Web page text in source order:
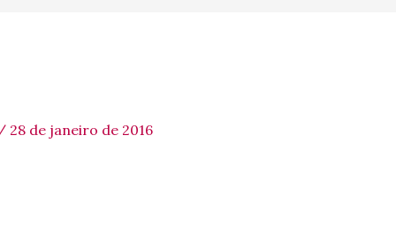
/ 28 de janeiro de 2016